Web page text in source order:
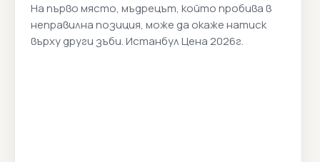
На първо място, мъдрецът, който пробива в
неправилна позиция, може да окаже натиск
върху други зъби. Истанбул Цена 2026г.